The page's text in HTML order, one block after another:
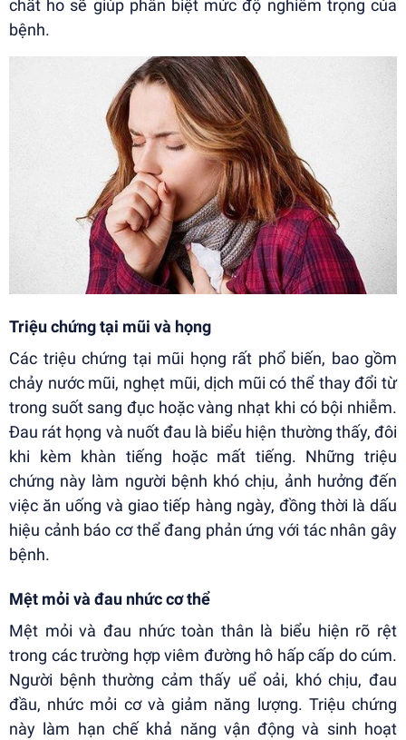
chất ho sẽ giúp phân biệt mức độ nghiêm trọng của
bệnh.
Triệu chứng tại mũi và họng
Các triệu chứng tại mũi họng rất phổ biến, bao gồm
chảy nước mũi, nghẹt mũi, dịch mũi có thể thay đổi từ
trong suốt sang đục hoặc vàng nhạt khi có bội nhiễm.
Đau rát họng và nuốt đau là biểu hiện thường thấy, đôi
khi kèm khàn tiếng hoặc mất tiếng. Những triệu
chứng này làm người bệnh khó chịu, ảnh hưởng đến
việc ăn uống và giao tiếp hàng ngày, đồng thời là dấu
hiệu cảnh báo cơ thể đang phản ứng với tác nhân gây
bệnh.
Mệt mỏi và đau nhức cơ thể
Mệt mỏi và đau nhức toàn thân là biểu hiện rõ rệt
trong các trường hợp viêm đường hô hấp cấp do cúm.
Người bệnh thường cảm thấy uể oải, khó chịu, đau
đầu, nhức mỏi cơ và giảm năng lượng. Triệu chứng
này làm hạn chế khả năng vận động và sinh hoạt